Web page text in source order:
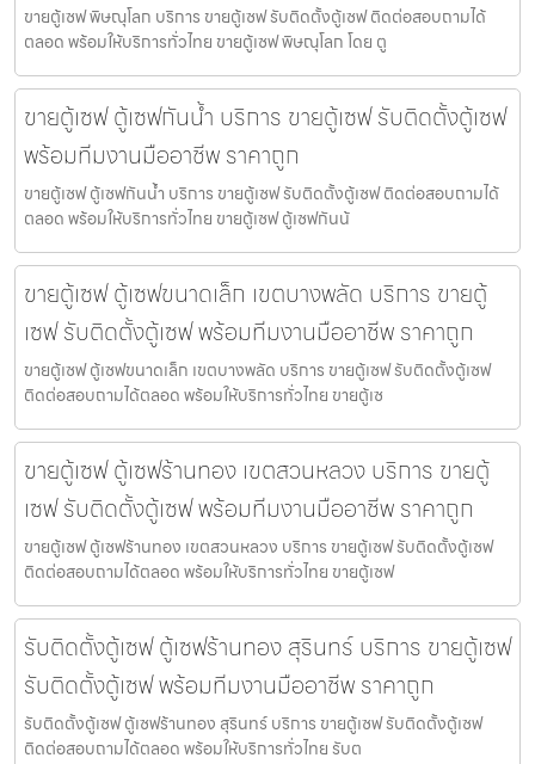
ขายตู้เซฟ พิษณุโลก บริการ ขายตู้เซฟ รับติดตั้งตู้เซฟ ติดต่อสอบถามได้
ตลอด พร้อมให้บริการทั่วไทย ขายตู้เซฟ พิษณุโลก โดย ตู
ขายตู้เซฟ ตู้เซฟกันน้ำ บริการ ขายตู้เซฟ รับติดตั้งตู้เซฟ
พร้อมทีมงานมืออาชีพ ราคาถูก
ขายตู้เซฟ ตู้เซฟกันน้ำ บริการ ขายตู้เซฟ รับติดตั้งตู้เซฟ ติดต่อสอบถามได้
ตลอด พร้อมให้บริการทั่วไทย ขายตู้เซฟ ตู้เซฟกันน้
ขายตู้เซฟ ตู้เซฟขนาดเล็ก เขตบางพลัด บริการ ขายตู้
เซฟ รับติดตั้งตู้เซฟ พร้อมทีมงานมืออาชีพ ราคาถูก
ขายตู้เซฟ ตู้เซฟขนาดเล็ก เขตบางพลัด บริการ ขายตู้เซฟ รับติดตั้งตู้เซฟ
ติดต่อสอบถามได้ตลอด พร้อมให้บริการทั่วไทย ขายตู้เซ
ขายตู้เซฟ ตู้เซฟร้านทอง เขตสวนหลวง บริการ ขายตู้
เซฟ รับติดตั้งตู้เซฟ พร้อมทีมงานมืออาชีพ ราคาถูก
ขายตู้เซฟ ตู้เซฟร้านทอง เขตสวนหลวง บริการ ขายตู้เซฟ รับติดตั้งตู้เซฟ
ติดต่อสอบถามได้ตลอด พร้อมให้บริการทั่วไทย ขายตู้เซฟ
รับติดตั้งตู้เซฟ ตู้เซฟร้านทอง สุรินทร์ บริการ ขายตู้เซฟ
รับติดตั้งตู้เซฟ พร้อมทีมงานมืออาชีพ ราคาถูก
รับติดตั้งตู้เซฟ ตู้เซฟร้านทอง สุรินทร์ บริการ ขายตู้เซฟ รับติดตั้งตู้เซฟ
ติดต่อสอบถามได้ตลอด พร้อมให้บริการทั่วไทย รับต